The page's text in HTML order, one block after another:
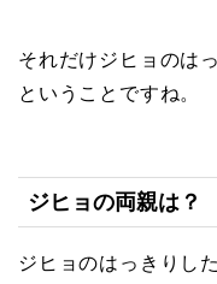
それだけジヒョのは
ということですね。
ジヒョの両親は？
ジヒョのはっきりし